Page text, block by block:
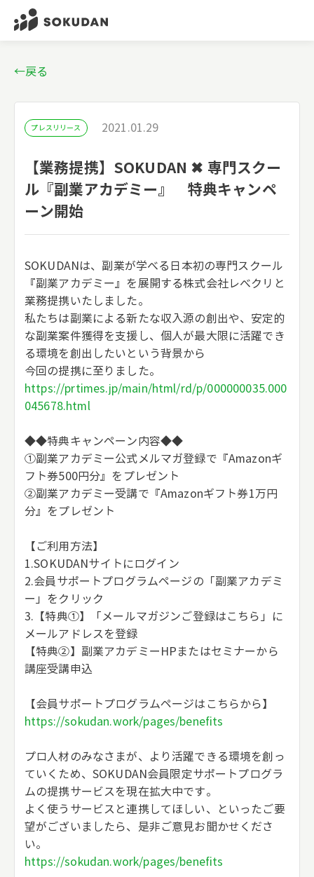
←戻る
プレスリリース 2021.01.29
【業務提携】SOKUDAN ✖ 専門スクー
ル『副業アカデミー』 特典キャンペ
ーン開始
SOKUDANは、副業が学べる日本初の専門スクール
『副業アカデミー』を展開する株式会社レべクリと
業務提携いたしました。
私たちは副業による新たな収入源の創出や、安定的
な副業案件獲得を支援し、個人が最大限に活躍でき
る環境を創出したいという背景から
今回の提携に至りました。
https://prtimes.jp/main/html/rd/p/000000035.000
045678.html
◆◆特典キャンペーン内容◆◆
①副業アカデミー公式メルマガ登録で『Amazonギ
フト券500円分』をプレゼント
②副業アカデミー受講で『Amazonギフト券1万円
分』をプレゼント
【ご利用方法】
1.SOKUDANサイトにログイン
2.会員サポートプログラムページの「副業アカデミ
ー」をクリック
3.【特典①】「メールマガジンご登録はこちら」に
メールアドレスを登録
【特典②】副業アカデミーHPまたはセミナーから
講座受講申込
【会員サポートプログラムページはこちらから】
https://sokudan.work/pages/benefits
プロ人材のみなさまが、より活躍できる環境を創っ
ていくため、SOKUDAN会員限定サポートプログラ
ムの提携サービスを現在拡大中です。
よく使うサービスと連携してほしい、といったご要
望がございましたら、是非ご意見お聞かせくださ
い。
https://sokudan.work/pages/benefits